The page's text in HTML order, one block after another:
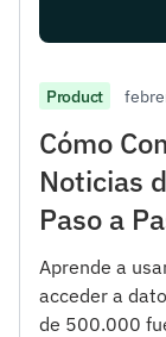
Product
Cómo
Noticias
Paso a
Aprende a
acceder a
de 500.000